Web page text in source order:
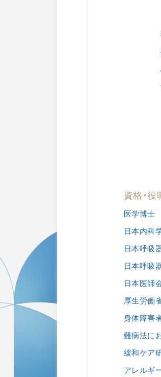
資格・役
医学博士
日本内科
日本呼吸
日本呼吸
日本医師
厚生労働
身体障害
難病法に
緩和ケア
アレルギ